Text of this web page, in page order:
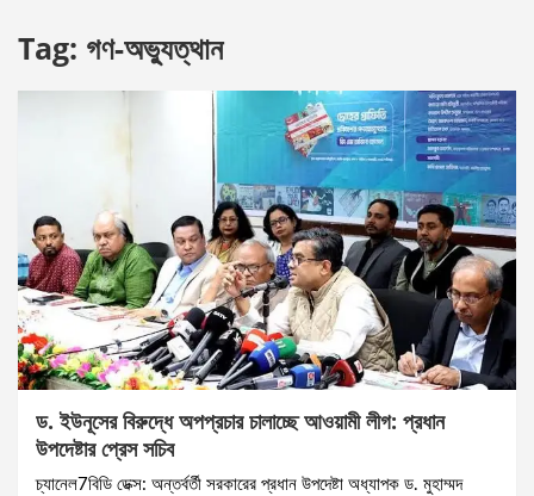
Tag: গণ-অভ্যুত্থান
ড. ইউনূসের বিরুদ্ধে অপপ্রচার চালাচ্ছে আওয়ামী লীগ: প্রধান
উপদেষ্টার প্রেস সচিব
চ্যানেল7বিডি ডেক্স: অন্তর্বর্তী সরকারের প্রধান উপদেষ্টা অধ্যাপক ড. মুহাম্মদ